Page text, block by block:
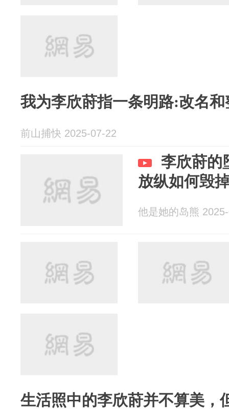
我为李欣莳指一条明路:改名
前山捕快 2025-07-22
李欣莳的
放纵如何毁
他是她的岛熊
生活照中的李欣莳并不算美，